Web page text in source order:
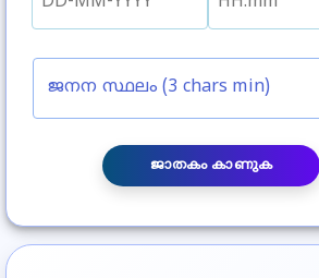
ജനന സ്ഥലം (3 chars min)
ജാതകം കാണുക